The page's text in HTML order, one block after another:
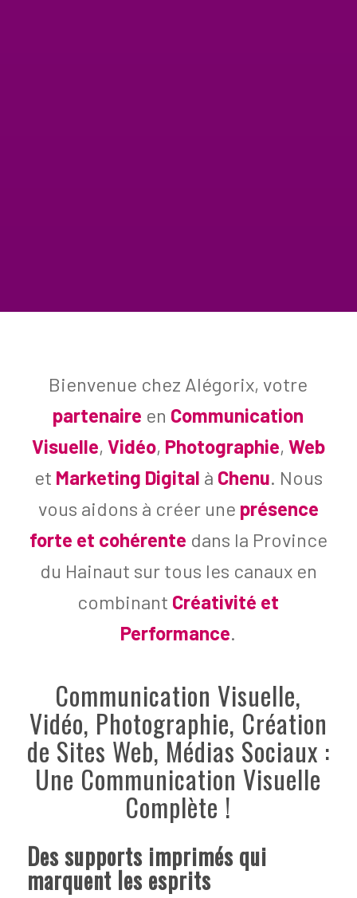
Bienvenue chez Alégorix, votre
partenaire en Communication
Visuelle, Vidéo, Photographie, Web
et Marketing Digital à Chenu. Nous
vous aidons à créer une présence
forte et cohérente dans la Province
du Hainaut sur tous les canaux en
combinant Créativité et
Performance.
Communication Visuelle,
Vidéo, Photographie, Création
de Sites Web, Médias Sociaux :
Une Communication Visuelle
Complète !
Des supports imprimés qui
marquent les esprits